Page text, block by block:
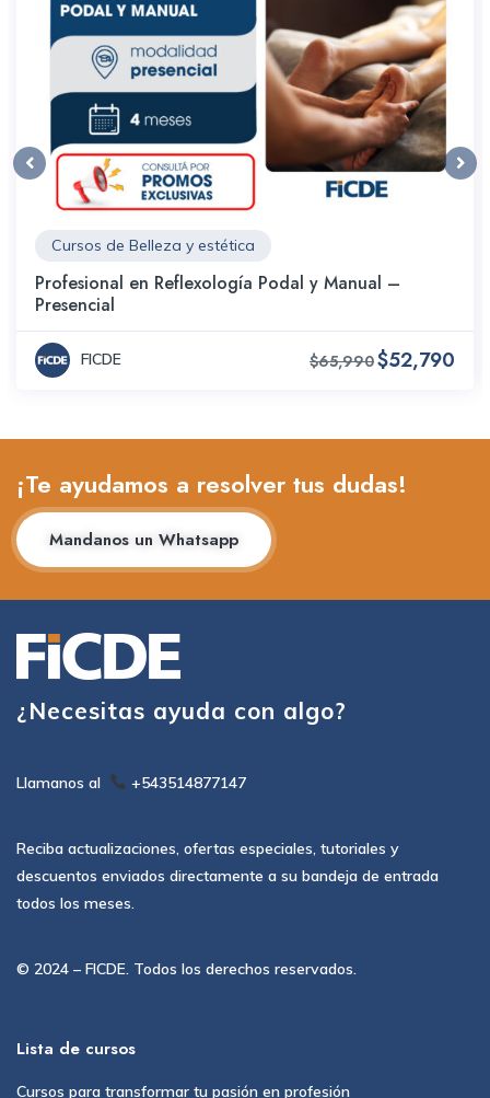
Cursos de Belleza y estética
Profesional en Reflexología Podal y Manual –
Presencial
FICDE $65,990$52,790
¡Te ayudamos a resolver tus dudas!
Mandanos un Whatsapp
¿Necesitas ayuda con algo?
Llamanos al +543514877147
Reciba actualizaciones, ofertas especiales, tutoriales y
descuentos enviados directamente a su bandeja de entrada
todos los meses.
© 2024 – FICDE. Todos los derechos reservados.
Lista de cursos
Cursos para transformar tu pasión en profesión